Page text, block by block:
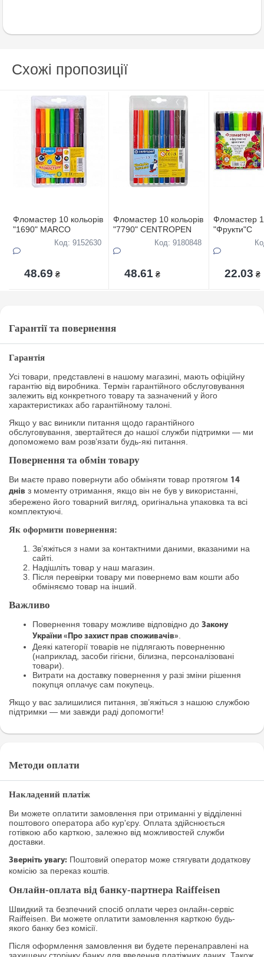
Схожі пропозиції
Фломастер 10 кольорів
"1690" MARCO
Код: 9152630
48.69 ₴
Фломастер 10 кольорів
"7790" CENTROPEN
Код: 9180848
48.61 ₴
Фломастер
"Фрукти"С
22.03 ₴
Гарантії та повернення
Гарантія
Усі товари, представлені в нашому магазині, мають офіційну
гарантію від виробника. Термін гарантійного обслуговування
залежить від конкретного товару та зазначений у його
характеристиках або гарантійному талоні.
Якщо у вас виникли питання щодо гарантійного
обслуговування, звертайтеся до нашої служби підтримки — ми
допоможемо вам розв’язати будь-які питання.
Повернення та обмін товару
Ви маєте право повернути або обміняти товар протягом 14
днів з моменту отримання, якщо він не був у використанні,
збережено його товарний вигляд, оригінальна упаковка та всі
комплектуючі.
Як оформити повернення:
Зв’яжіться з нами за контактними даними, вказаними на
сайті.
Надішліть товар у наш магазин.
Після перевірки товару ми повернемо вам кошти або
обміняємо товар на інший.
Важливо
Повернення товару можливе відповідно до Закону
України «Про захист прав споживачів».
Деякі категорії товарів не підлягають поверненню
(наприклад, засоби гігієни, білизна, персоналізовані
товари).
Витрати на доставку повернення у разі зміни рішення
покупця оплачує сам покупець.
Якщо у вас залишилися питання, зв’яжіться з нашою службою
підтримки — ми завжди раді допомогти!
Методи оплати
Накладений платіж
Ви можете оплатити замовлення при отриманні у відділенні
поштового оператора або кур'єру. Оплата здійснюється
готівкою або карткою, залежно від можливостей служби
доставки.
Зверніть увагу: Поштовий оператор може стягувати додаткову
комісію за переказ коштів.
Онлайн-оплата від банку-партнера Raiffeisen
Швидкий та безпечний спосіб оплати через онлайн-сервіс
Raiffeisen. Ви можете оплатити замовлення карткою будь-
якого банку без комісії.
Після оформлення замовлення ви будете перенаправлені на
захищену сторінку банку для введення платіжних даних. Також